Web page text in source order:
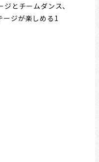
とチームダンス、
ージが楽しめる1